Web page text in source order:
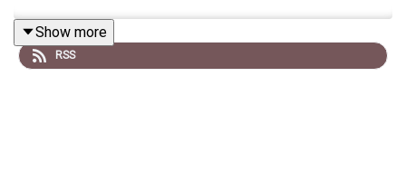
Show more
RSS